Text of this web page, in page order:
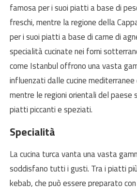
famosa per i suoi piatti a base di
freschi, mentre la regione della
per i suoi piatti a base di carne di
specialità cucinate nei forni
come Istanbul offrono una vasta
influenzati dalle cucine
mentre le regioni orientali del paese
piatti piccanti e speziati.
Specialità
La cucina turca vanta una vasta
soddisfano tutti i gusti. Tra i piatti
kebab, che può essere preparato